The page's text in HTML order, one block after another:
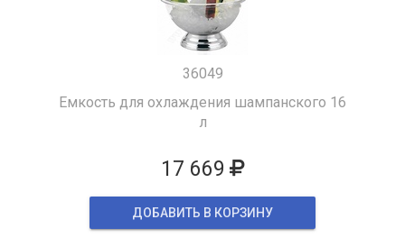
36049
Емкость для охлаждения шампанского 16
л
17 669
ДОБАВИТЬ В КОРЗИНУ